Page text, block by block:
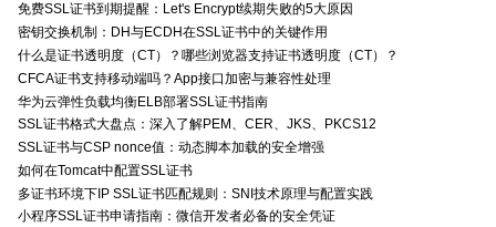
免费SSL证书到期提醒：Let's Encrypt续期失败的5大原因
密钥交换机制：DH与ECDH在SSL证书中的关键作用
什么是证书透明度（CT）？哪些浏览器支持证书透明度（CT）？
CFCA证书支持移动端吗？App接口加密与兼容性处理
华为云弹性负载均衡ELB部署SSL证书指南
SSL证书格式大盘点：深入了解PEM、CER、JKS、PKCS12
SSL证书与CSP nonce值：动态脚本加载的安全增强
如何在Tomcat中配置SSL证书
多证书环境下IP SSL证书匹配规则：SNI技术原理与配置实践
小程序SSL证书申请指南：微信开发者必备的安全凭证